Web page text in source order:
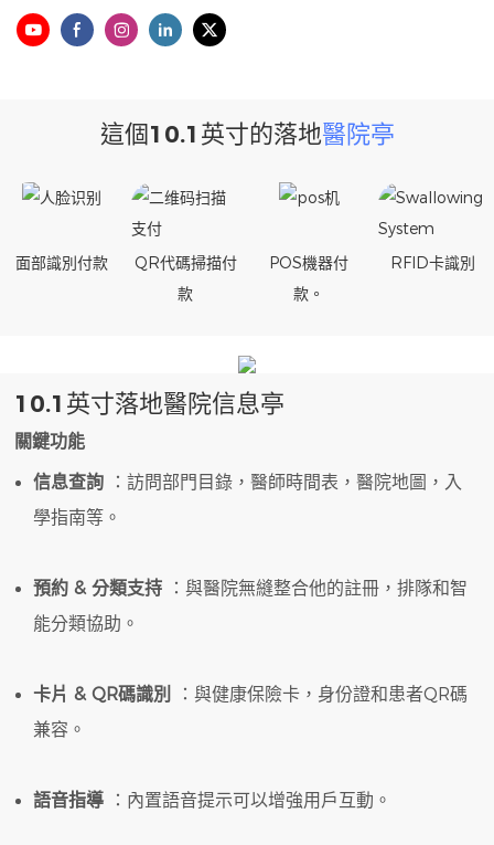
這個10.1英寸的落地醫院亭
面部識別付款
QR代碼掃描付
款
POS機器付
款。
RFID卡識別
10.1英寸落地醫院信息亭
關鍵功能
信息查詢
：訪問部門目錄，醫師時間表，醫院地圖，入
學指南等。
預約 & 分類支持
：與醫院無縫整合他的註冊，排隊和智
能分類協助。
卡片 & QR碼識別
：與健康保險卡，身份證和患者QR碼
兼容。
語音指導 ：內置語音提示可以增強用戶互動。